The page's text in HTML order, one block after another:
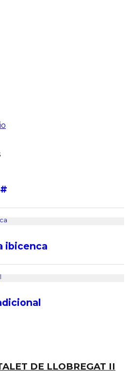
ibicenca
DE LLOBREGAT II